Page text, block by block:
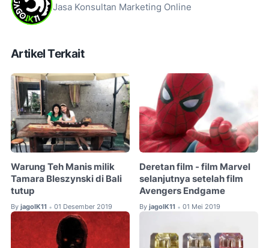
Jasa Konsultan Marketing Online
Artikel Terkait
Warung Teh Manis milik
Tamara Bleszynski di Bali
tutup
By jagoIK11 • 01 Desember 2019
Deretan film - film Marvel
selanjutnya setelah film
Avengers Endgame
By jagoIK11 • 01 Mei 2019